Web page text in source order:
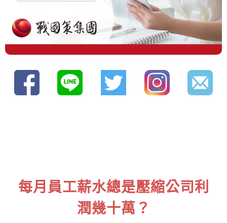
每月員工薪水總是壓縮公司利
潤幾十萬？